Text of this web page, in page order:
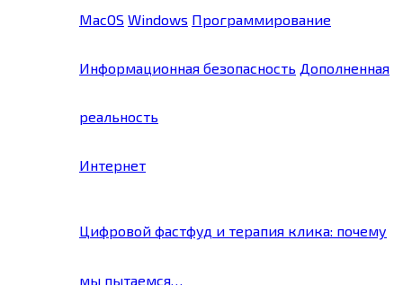
MacOS Windows Программирование
Информационная безопасность Дополненная
реальность
Интернет
Цифровой фастфуд и терапия клика: почему
мы пытаемся…